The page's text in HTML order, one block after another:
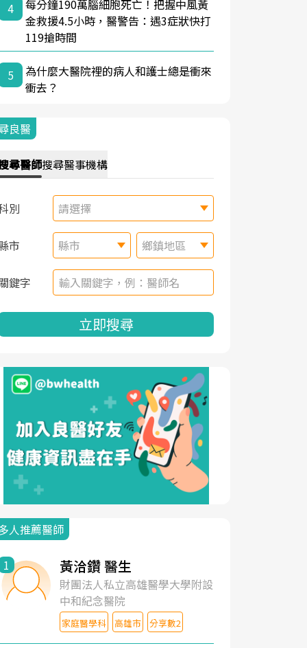
4
每分鐘190萬腦細胞死亡！把握中風黃
金救援4.5小時，醫警告：遇3症狀快打
119搶時間
5
為什麼大醫院裡的病人和護士總是衝來
衝去？
良醫
尋醫師搜尋醫事機構
別 請選擇
市 縣市 鄉鎮地區
鍵字
立即搜尋
人推薦醫師
1 黃洽鑽 醫生
財團法人私立高雄醫學大學附設
中和紀念醫院
家庭醫學科 高雄市 分享數2